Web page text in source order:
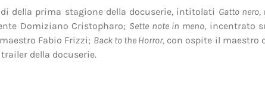
della prima stagione della docuserie, intitolati Gatto
Domiziano Cristopharo; Sette note in meno, incentrato
Fabio Frizzi; Back to the Horror, con ospite il maestro
della docuserie.